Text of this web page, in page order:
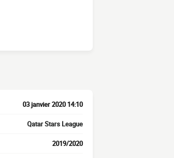
03 janvier 2020 14:10
Qatar Stars League
2019/2020